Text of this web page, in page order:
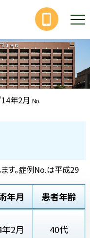
年2月 No.
す。症例No.は平成29
年月 患者年齢
2月 40代